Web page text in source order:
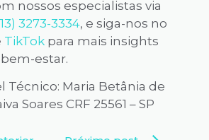
nossos especialistas via
3273-3334, e siga-nos no
TikTok para mais insights
estar.
Técnico: Maria Betânia de
Soares CRF 25561 – SP